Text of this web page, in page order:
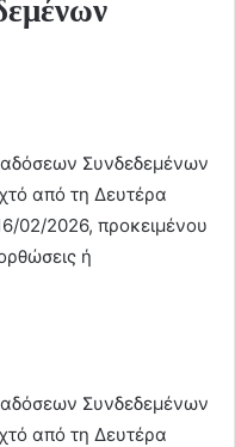
Συνδεδεμένων
από τη Δευτέρα
02/2026, προκειμένου
ή
Συνδεδεμένων
από τη Δευτέρα